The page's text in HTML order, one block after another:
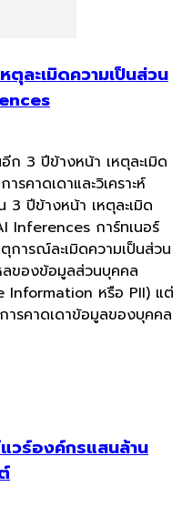
ละเมิดความเป็นส่วน
ก 3 ปีข้างหน้า เหตุละเมิด
รคาดเดาและวิเคราะห์
3 ปีข้างหน้า เหตุละเมิด
Inferences การ์ทเนอร์
การณ์ละเมิดความเป็นส่วน
ลของข้อมูลส่วนบุคคล
Information หรือ PII) แต่
ารคาดเดาข้อมูลของบุคคล
ร์องค์กรแสนล้าน